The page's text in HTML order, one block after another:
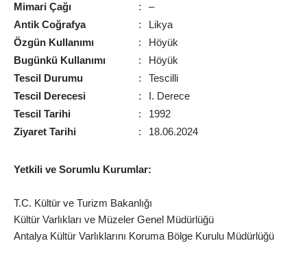
Mimari Çağı
:
–
Antik Coğrafya
:
Likya
Özgün Kullanımı
:
Höyük
Bugünkü Kullanımı
:
Höyük
Tescil Durumu
:
Tescilli
Tescil Derecesi
:
I. Derece
Tescil Tarihi
:
1992
Ziyaret Tarihi
: 18.06.2024
Yetkili ve Sorumlu Kurumlar:
T.C. Kültür ve Turizm Bakanlığı
Kültür Varlıkları ve Müzeler Genel Müdürlüğü
Antalya Kültür Varlıklarını Koruma Bölge Kurulu Müdürlüğü